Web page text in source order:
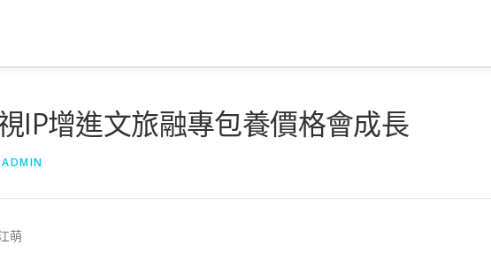
IP增進文旅融專包養價格會成長
ADMIN
萌